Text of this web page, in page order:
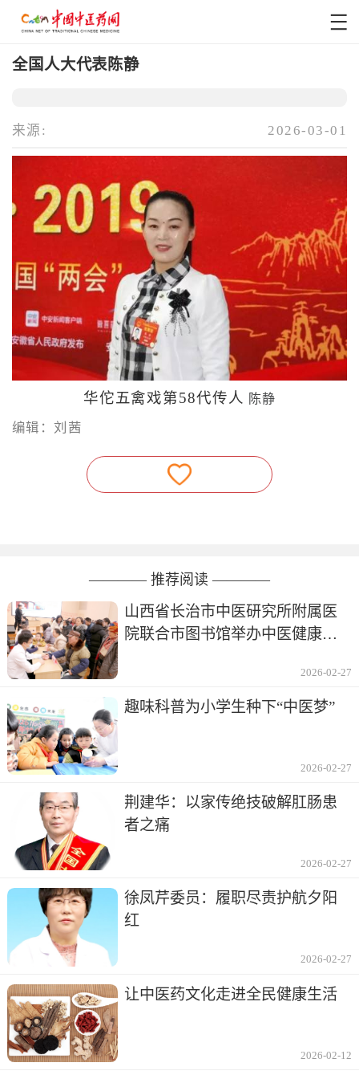
全国人大代表陈静
来源: 2026-03-01
华佗五禽戏第58代传人 陈静
编辑：刘茜
———— 推荐阅读 ————
山西省长治市中医研究所附属医
院联合市图书馆举办中医健康讲
2026-02-27
趣味科普为小学生种下“中医梦”
2026-02-27
荆建华：以家传绝技破解肛肠患
者之痛
2026-02-27
徐凤芹委员：履职尽责护航夕阳
红
2026-02-27
让中医药文化走进全民健康生活
2026-02-12